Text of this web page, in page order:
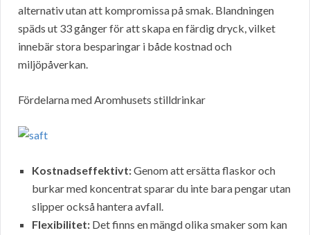
alternativ utan att kompromissa på smak. Blandningen
späds ut 33 gånger för att skapa en färdig dryck, vilket
innebär stora besparingar i både kostnad och
miljöpåverkan.
Fördelarna med Aromhusets stilldrinkar
Kostnadseffektivt:Genom att ersätta flaskor och
burkar med koncentrat sparar du inte bara pengar utan
slipper också hantera avfall.
Flexibilitet: Det finns en mängd olika smaker som kan